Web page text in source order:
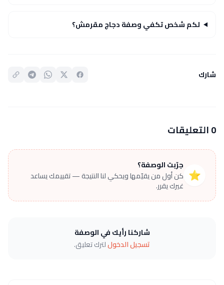
لكم شخص تكفي وصفة دجاج مقرمش؟
شارك
0 التعليقات
⭐
جرّبت الوصفة؟
كن أول من يقيّمها ويحكي لنا النتيجة — تقييمك يساعد
غيرك يقرر.
شاركنا رأيك في الوصفة
تسجيل الدخوللترك تعليق.